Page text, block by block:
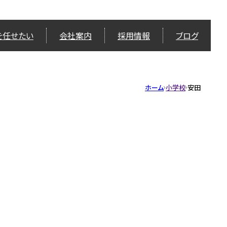
せたい 会社案内 採用情報 ブログ
ホーム 小学校 安田